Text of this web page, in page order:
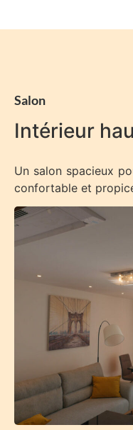
Salon
Intérieur
Un salon spacieux
confortable et